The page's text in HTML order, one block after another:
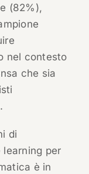
(82%),
nel contesto
che sia
di
per
è in